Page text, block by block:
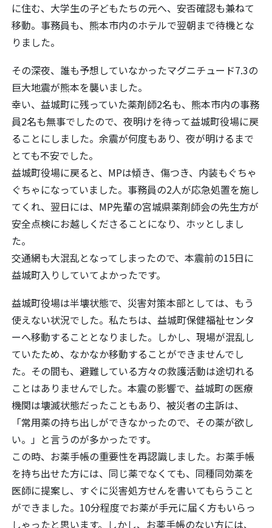
に住む、大学生の子どもたちの元へ、安否確認も兼ねて
移動。事務員も、熊本市内のホテルで翌朝まで待機とな
りました。
その深夜、誰も予想していなかったマグニチュード7.3の
巨大地震が熊本を襲いました。
幸い、益城町に残っていた薬剤師2名も、熊本市内の事務
員2名も無事でしたので、夜明けを待って益城町役場に戻
ることにしました。余震が何度もあり、夜が明けるまで
とても不安でした。
益城町役場に戻ると、MPは傾き、傷つき、内装もぐちゃ
ぐちゃになっていました。事務員の2人が応急処置を施し
てくれ、翌日には、MP先輩の宮城県薬剤師会の先生方が
安全点検にお越しくださることになり、ホッとしまし
た。
交通網も大混乱となってしまったので、本震前の15日に
益城町入りしていてよかったです。
益城町役場は半壊状態で、災害対策本部としては、もう
使えない状況でした。私たちは、益城町保健福祉センタ
ーへ移動することとなりました。しかし、現場が混乱し
ていたため、なかなか移動することができませんでし
た。その間も、避難している方々の救護活動は途切れる
ことはありませんでした。本震の影響で、益城町の医療
機関は壊滅状態だったこともあり、被災者の主訴は、
「常用薬の持ち出しができなかったので、その薬が欲し
い。」と言うのが多かったです。
この時、お薬手帳の重要性を再認識しました。お薬手帳
を持ち出せた方には、同じ薬でなくても、同種同効薬を
医師に提案し、すぐに災害処方せんを書いてもらうこと
ができました。10分程度でお薬が手元に届く方もいらっ
しゃったと思います。しかし、お薬手帳のない方には、